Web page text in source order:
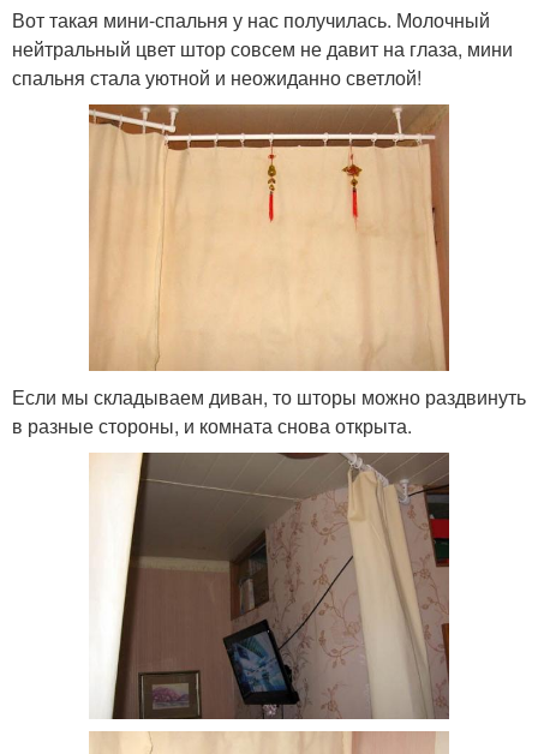
Вот такая мини-спальня у нас получилась. Молочный
нейтральный цвет штор совсем не давит на глаза, мини
спальня стала уютной и неожиданно светлой!
Если мы складываем диван, то шторы можно раздвинуть
в разные стороны, и комната снова открыта.